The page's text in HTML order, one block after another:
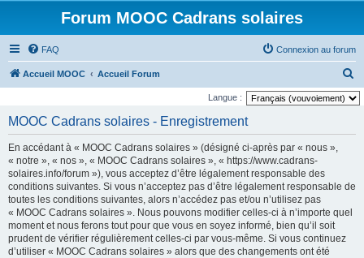
Forum MOOC Cadrans solaires
FAQ Connexion au forum
Accueil MOOC Accueil Forum
e
Langue :
MOOC Cadrans solaires - Enregistrement
En accédant à « MOOC Cadrans solaires » (désigné ci-après par « nous »,
« notre », « nos », « MOOC Cadrans solaires », « https://www.cadrans-
solaires.info/forum »), vous acceptez d’être légalement responsable des
conditions suivantes. Si vous n’acceptez pas d’être légalement responsable de
toutes les conditions suivantes, alors n’accédez pas et/ou n’utilisez pas
« MOOC Cadrans solaires ». Nous pouvons modifier celles-ci à n’importe quel
moment et nous ferons tout pour que vous en soyez informé, bien qu’il soit
prudent de vérifier régulièrement celles-ci par vous-même. Si vous continuez
d’utiliser « MOOC Cadrans solaires » alors que des changements ont été